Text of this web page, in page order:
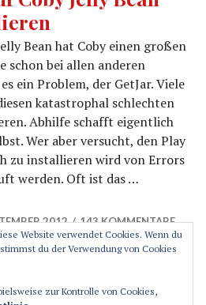
Bean hat Coby einen großen
schon bei allen anderen
ein Problem, der GetJar. Viele
katastrophal schlechten
Abhilfe schafft eigentlich
Wer aber versucht, den Play
zu installieren wird von Errors
werden. Oft ist das …
Bean Tablets installieren
2012 143 KOMMENTARE
Website verwendet Cookies. Wenn du
du der Verwendung von Cookies
zur Kontrolle von Cookies,